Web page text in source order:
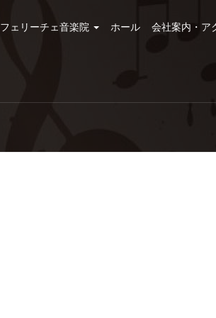
フェリーチェ音楽院 ホール 会社案内・ア